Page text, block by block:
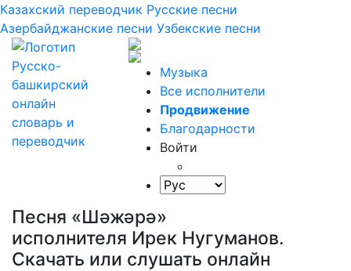
Казахский переводчик Русские песни
Азербайджанские песни Узбекские песни
Музыка
Все исполнители
Продвижение
Благодарности
Войти
Песня «Шәжәрә»
исполнителя Ирек Нугуманов.
Скачать или слушать онлайн